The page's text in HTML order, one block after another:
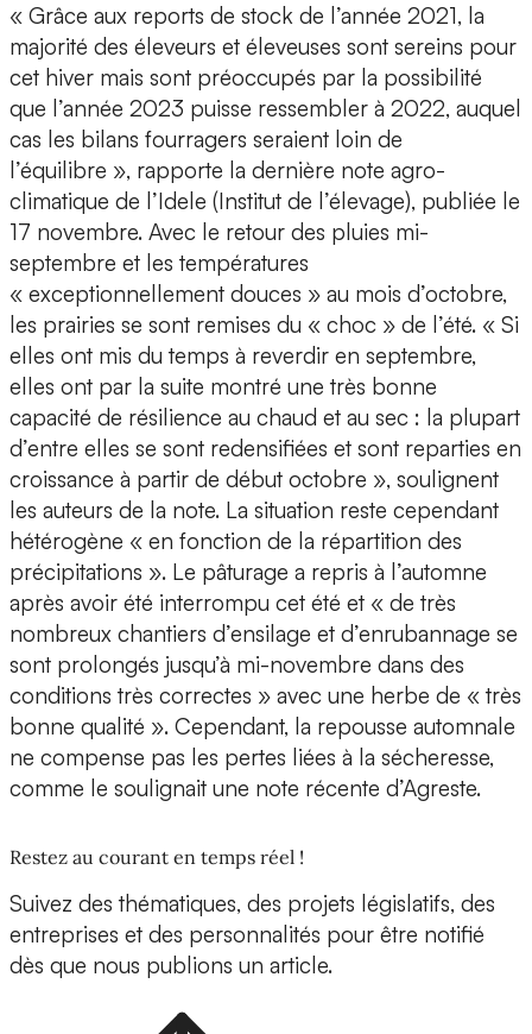
« Grâce aux reports de stock de l’année 2021, la
majorité des éleveurs et éleveuses sont sereins pour
cet hiver mais sont préoccupés par la possibilité
que l’année 2023 puisse ressembler à 2022, auquel
cas les bilans fourragers seraient loin de
l’équilibre », rapporte la dernière note agro-
climatique de l’Idele (Institut de l’élevage), publiée le
17 novembre. Avec le retour des pluies mi-
septembre et les températures
« exceptionnellement douces » au mois d’octobre,
les prairies se sont remises du « choc » de l’été. « Si
elles ont mis du temps à reverdir en septembre,
elles ont par la suite montré une très bonne
capacité de résilience au chaud et au sec : la plupart
d’entre elles se sont redensifiées et sont reparties en
croissance à partir de début octobre », soulignent
les auteurs de la note. La situation reste cependant
hétérogène « en fonction de la répartition des
précipitations ». Le pâturage a repris à l’automne
après avoir été interrompu cet été et « de très
nombreux chantiers d’ensilage et d’enrubannage se
sont prolongés jusqu’à mi-novembre dans des
conditions très correctes » avec une herbe de « très
bonne qualité ». Cependant, la repousse automnale
ne compense pas les pertes liées à la sécheresse,
comme le soulignait une note récente d’Agreste.
Restez au courant en temps réel !
Suivez des thématiques, des projets législatifs, des
entreprises et des personnalités pour être notifié
dès que nous publions un article.